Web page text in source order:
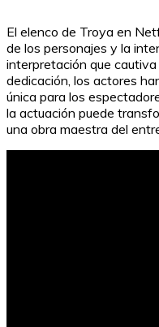
El elenco de Troya en
de los personajes y la
interpretación que
dedicación, los actores
única para los
la actuación puede
una obra maestra del